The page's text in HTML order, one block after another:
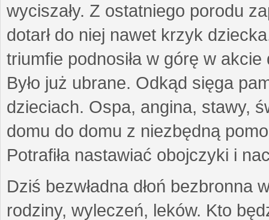
wyciszały. Z ostatniego porodu
dotarł do niej nawet krzyk
triumfie podnosiła w górę w
Było już ubrane. Odkąd sięga
dzieciach. Ospa, angina, stawy,
domu do domu z niezbędną
Potrafiła nastawiać obojczyki i
Dziś bezwładna dłoń bezbronna
rodziny, wyleczeń, leków. Kto